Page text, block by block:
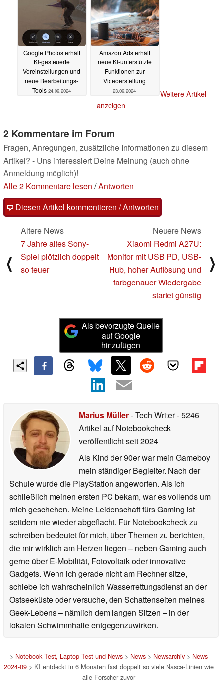
Google Photos erhält
KI-gesteuerte
Voreinstellungen und
neue Bearbeitungs-
Tools 24.09.2024
Amazon Ads erhält
neue KI-unterstützte
Funktionen zur
Videoerstellung
23.09.2024
Weitere Artikel
anzeigen
2 Kommentare im Forum
Fragen, Anregungen, zusätzliche Informationen zu diesem
Artikel? - Uns interessiert Deine Meinung (auch ohne
Anmeldung möglich)!
Alle 2 Kommentare lesen /Antworten
Diesen Artikel kommentieren / Antworten
⟨
Ältere News
7 Jahre altes Sony-
Spiel plötzlich doppelt
so teuer
Neuere News
Xiaomi Redmi A27U:
Monitor mit USB PD, USB-
Hub, hoher Auflösung und
farbgenauer Wiedergabe
startet günstig
⟩
Als bevorzugte Quelle
auf Google
hinzufügen
Marius Müller- Tech Writer- 5246
Artikel auf Notebookcheck
veröffentlichtseit 2024
Als Kind der 90er war mein Gameboy
mein ständiger Begleiter. Nach der
Schule wurde die PlayStation angeworfen. Als ich
schließlich meinen ersten PC bekam, war es vollends um
mich geschehen. Meine Leidenschaft fürs Gaming ist
seitdem nie wieder abgeflacht. Für Notebookcheck zu
schreiben bedeutet für mich, über Themen zu berichten,
die mir wirklich am Herzen liegen – neben Gaming auch
gerne über E-Mobilität, Fotovoltaik oder innovative
Gadgets. Wenn ich gerade nicht am Rechner sitze,
schiebe ich wahrscheinlich Wasserrettungsdienst an der
Ostseeküste oder versuche, den Schattenseiten meines
Geek-Lebens – nämlich dem langen Sitzen – in der
lokalen Schwimmhalle entgegenzuwirken.
> Notebook Test, Laptop Test und News> News> Newsarchiv> News
2024-09> KI entdeckt in 6 Monaten fast doppelt so viele Nasca-Linien wie
alle Forscher zuvor